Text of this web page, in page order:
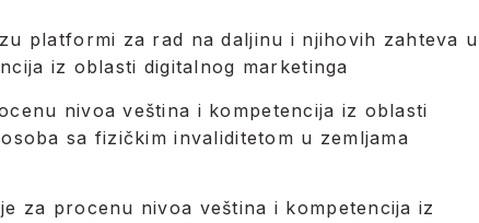
platformi za rad na daljinu i njihovih zahteva u
iz oblasti digitalnog marketinga
nivoa veština i kompetencija iz oblasti
sa fizičkim invaliditetom u zemljama
za procenu nivoa veština i kompetencija iz